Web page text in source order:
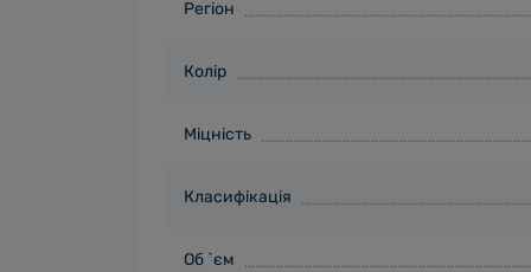
Регіон
Колір
Міцність
Класифікація
Об `єм